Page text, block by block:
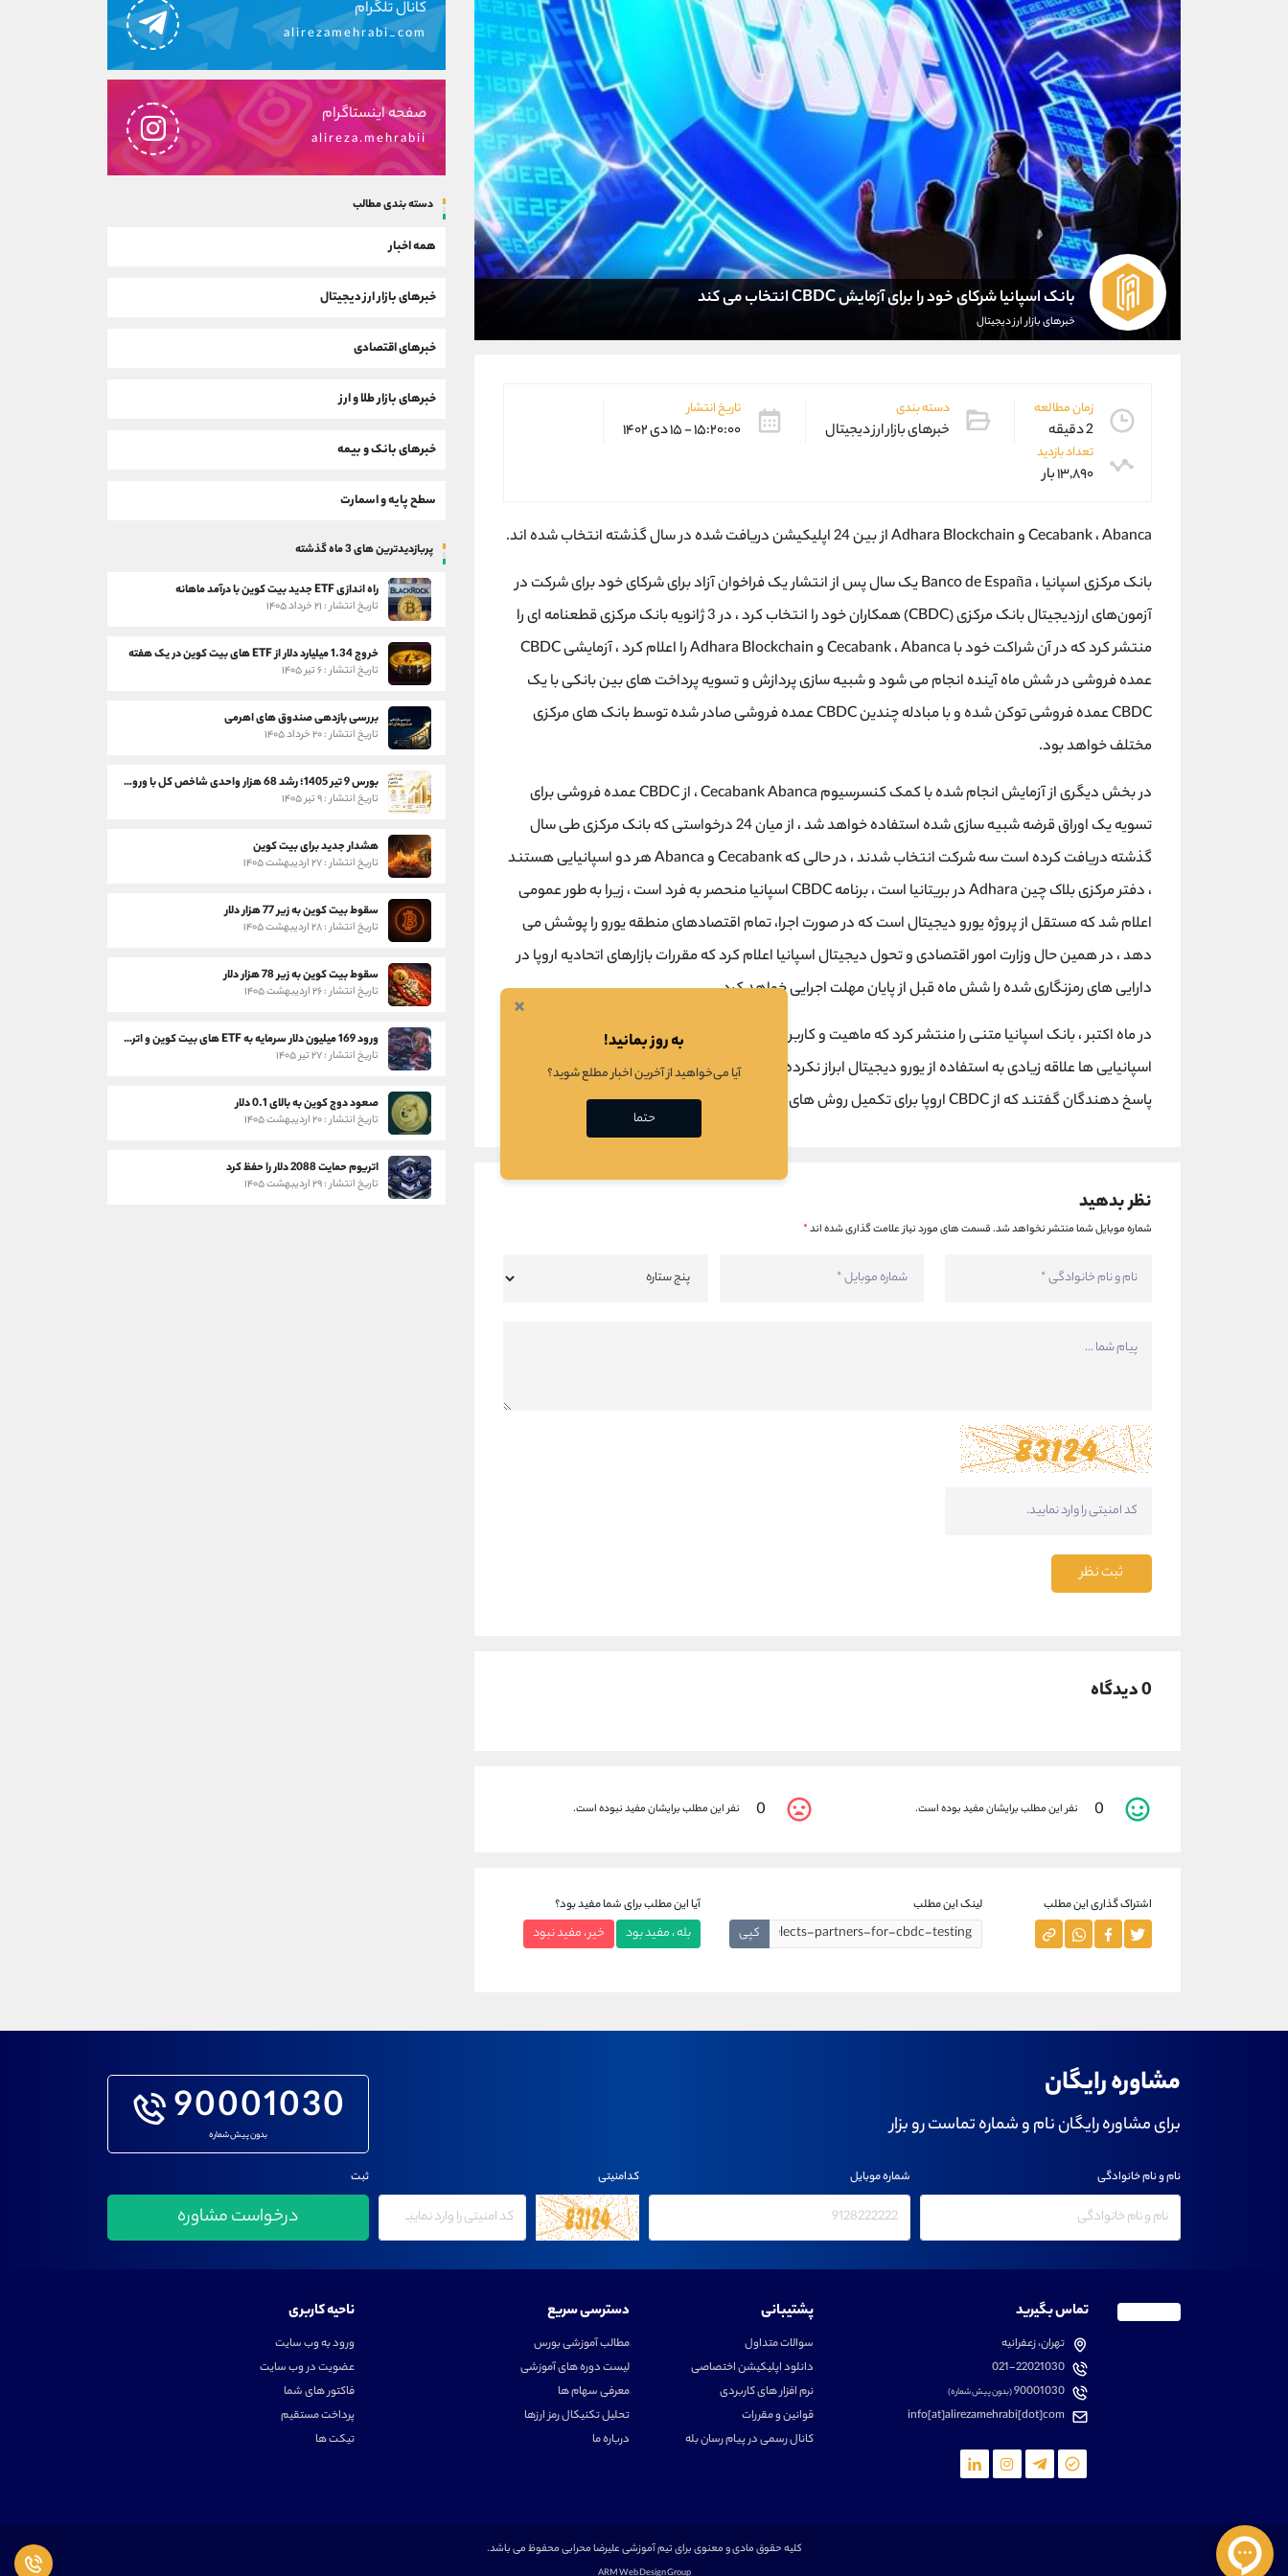
بانک اسپانیا شرکای خود را برای آزمایش CBDC انتخاب می کند
خبرهای بازار ارز دیجیتال
زمان مطالعه
2 دقیقه
دسته بندی
خبرهای بازار ارز دیجیتال
تاریخ انتشار
۱۵:۲۰:۰۰ - ۱۵ دی ۱۴۰۲
تعداد بازدید
۱۳,۸۹۰ بار
Cecabank ، Abanca و Adhara Blockchain از بین 24 اپلیکیشن دریافت شده در سال گذشته انتخاب شده اند.
بانک مرکزی اسپانیا ، Banco de España یک سال پس از انتشار یک فراخوان آزاد برای شرکای خود برای شرکت در
آزمون‌های ارزدیجیتال بانک مرکزی (CBDC) همکاران خود را انتخاب کرد ، در 3 ژانویه بانک مرکزی قطعنامه ای را
منتشر کرد که در آن شراکت خود با Cecabank ، Abanca و Adhara Blockchain را اعلام کرد ، آزمایشی CBDC
عمده فروشی در شش ماه آینده انجام می شود و شبیه سازی پردازش و تسویه پرداخت های بین بانکی با یک
CBDC عمده فروشی توکن شده و با مبادله چندین CBDC عمده فروشی صادر شده توسط بانک های مرکزی
مختلف خواهد بود.
در بخش دیگری از آزمایش انجام شده با کمک کنسرسیوم Cecabank Abanca ، از CBDC عمده فروشی برای
تسویه یک اوراق قرضه شبیه سازی شده استفاده خواهد شد ، از میان 24 درخواستی که بانک مرکزی طی سال
گذشته دریافت کرده است سه شرکت انتخاب شدند ، در حالی که Cecabank و Abanca هر دو اسپانیایی هستند
، دفتر مرکزی بلاک چین Adhara در بریتانیا است ، برنامه CBDC اسپانیا منحصر به فرد است ، زیرا به طور عمومی
اعلام شد که مستقل از پروژه یورو دیجیتال است که در صورت اجرا، تمام اقتصادهای منطقه یورو را پوشش می
دهد ، در همین حال وزارت امور اقتصادی و تحول دیجیتال اسپانیا اعلام کرد که مقررات بازارهای اتحادیه اروپا در
دارایی های رمزنگاری شده را شش ماه قبل از پایان مهلت اجرایی خواهد کرد.
در ماه اکتبر ، بانک اسپانیا متنی را منتشر کرد که ماهیت و کاربردهای یورو دیجیتال را توضیح می داد ، خود
اسپانیایی ها علاقه زیادی به استفاده از یورو دیجیتال ابراز نکرده اند ، در یک نظرسنجی در اکتبر ، 65 درصد از
پاسخ دهندگان گفتند که از CBDC اروپا برای تکمیل روش های پرداخت معمول خود استفاده نمی کنند.
نظر بدهید
شماره موبایل شما منتشر نخواهد شد.قسمت های مورد نیاز علامت گذاری شده اند*
ثبت نظر
0 دیدگاه
0 نفر این مطلب برایشان مفید بوده است. 0 نفر این مطلب برایشان مفید نبوده است.
اشتراک گذاری این مطلب لینک این مطلب
کپی
آیا این مطلب برای شما مفید بود؟
بله ، مفید بود خیر ، مفید نبود
کانال تلگرام
alirezamehrabi_com
صفحه اینستاگرام
alireza.mehrabii
دسته بندی مطالب
همه اخبار
خبرهای بازار ارز دیجیتال
خبرهای اقتصادی
خبرهای بازار طلا و ارز
خبرهای بانک و بیمه
سطح پایه و اسمارت
پربازدیدترین های 3 ماه گذشته
راه اندازی ETF جدید بیت کوین با درآمد ماهانه
تاریخ انتشار : ۲۱ خرداد ۱۴۰۵
خروج 1.34 میلیارد دلار از ETF های بیت کوین در یک هفته
تاریخ انتشار : ۶ تیر ۱۴۰۵
بررسی بازدهی صندوق های اهرمی
تاریخ انتشار : ۲۰ خرداد ۱۴۰۵
بورس 9 تیر 1405؛ رشد 68 هزار واحدی شاخص کل با ورود 3 همت پول حقیقی
تاریخ انتشار : ۹ تیر ۱۴۰۵
هشدار جدید برای بیت کوین
تاریخ انتشار : ۲۷ اردیبهشت ۱۴۰۵
سقوط بیت کوین به زیر 77 هزار دلار
تاریخ انتشار : ۲۸ اردیبهشت ۱۴۰۵
سقوط بیت کوین به زیر 78 هزار دلار
تاریخ انتشار : ۲۶ اردیبهشت ۱۴۰۵
ورود 169 میلیون دلار سرمایه به ETF های بیت کوین و اتریوم
تاریخ انتشار : ۲۷ تیر ۱۴۰۵
صعود دوج کوین به بالای 0.1 دلار
تاریخ انتشار : ۲۰ اردیبهشت ۱۴۰۵
اتریوم حمایت 2088 دلار را حفظ کرد
تاریخ انتشار : ۲۹ اردیبهشت ۱۴۰۵
مشاوره رایگان
برای مشاوره رایگان نام و شماره تماست رو بزار 90001030
بدون پیش شماره
نام و نام خانوادگی شماره موبایل کدامنیتی ثبت
تماس بگیرید
تهران، زعفرانیه
021-22021030
90001030(بدون پیش شماره)
info[at]alirezamehrabi[dot]com
پشتیبانی
سوالات متداول
دانلود اپلیکیشن اختصاصی
نرم افزار های کاربردی
قوانین و مقررات
کانال رسمی در پیام رسان بله
دسترسی سریع
مطالب آموزشی بورس
لیست دوره های آموزشی
معرفی سهام ها
تحلیل تکنیکال رمز ارزها
درباره ما
ناحیه کاربری
ورود به وب سایت
عضویت در وب سایت
فاکتور های شما
پرداخت مستقیم
تیکت ها
کلیه حقوق مادی و معنوی برای تیم آموزشی علیرضا محرابی محفوظ می باشد.
×
به روز بمانید!
آیا می‌خواهید از آخرین اخبار مطلع شوید؟
حتما